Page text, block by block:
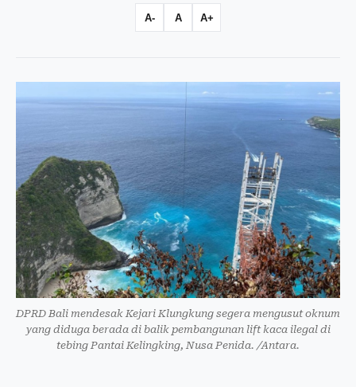
A- A A+
DPRD Bali mendesak Kejari Klungkung segera mengusut oknum
yang diduga berada di balik pembangunan lift kaca ilegal di
tebing Pantai Kelingking, Nusa Penida. /Antara.